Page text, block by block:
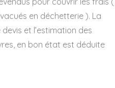
en déchetterie ). La
et l’estimation des
en bon état est déduite